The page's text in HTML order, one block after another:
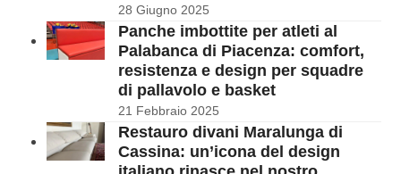
28 Giugno 2025
Panche imbottite per atleti al
Palabanca di Piacenza: comfort,
resistenza e design per squadre
di pallavolo e basket
21 Febbraio 2025
Restauro divani Maralunga di
Cassina: un’icona del design